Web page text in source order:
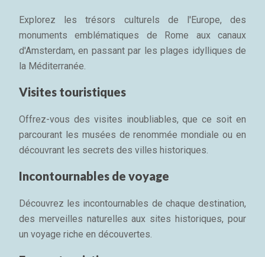
Explorez les trésors culturels de l'Europe, des
monuments emblématiques de Rome aux canaux
d'Amsterdam, en passant par les plages idylliques de
la Méditerranée.
Visites touristiques
Offrez-vous des visites inoubliables, que ce soit en
parcourant les musées de renommée mondiale ou en
découvrant les secrets des villes historiques.
Incontournables de voyage
Découvrez les incontournables de chaque destination,
des merveilles naturelles aux sites historiques, pour
un voyage riche en découvertes.